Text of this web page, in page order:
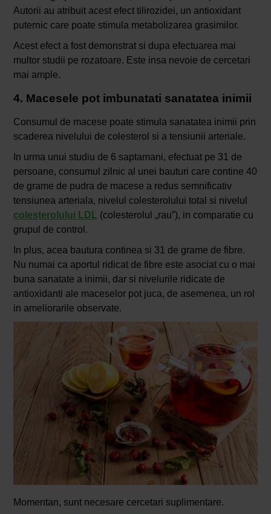
Autorii au atribuit acest efect tilirozidei, un antioxidant
puternic care poate stimula metabolizarea grasimilor.
Acest efect a fost demonstrat si dupa efectuarea mai
multor studii pe rozatoare. Este insa nevoie de cercetari
mai ample.
4. Macesele pot imbunatati sanatatea inimii
Consumul de macese poate stimula sanatatea inimii prin
scaderea nivelului de colesterol si a tensiunii arteriale.
In urma unui studiu de 6 saptamani, efectuat pe 31 de
persoane, consumul zilnic al unei bauturi care contine 40
de grame de pudra de macese a redus semnificativ
tensiunea arteriala, nivelul colesterolului total si nivelul
colesterolului LDL (colesterolul „rau”), in comparatie cu
grupul de control.
In plus, acea bautura continea si 31 de grame de fibre.
Nu numai ca aportul ridicat de fibre este asociat cu o mai
buna sanatate a inimii, dar si nivelurile ridicate de
antioxidanti ale maceselor pot juca, de asemenea, un rol
in ameliorarile observate.
Momentan, sunt necesare cercetari suplimentare.